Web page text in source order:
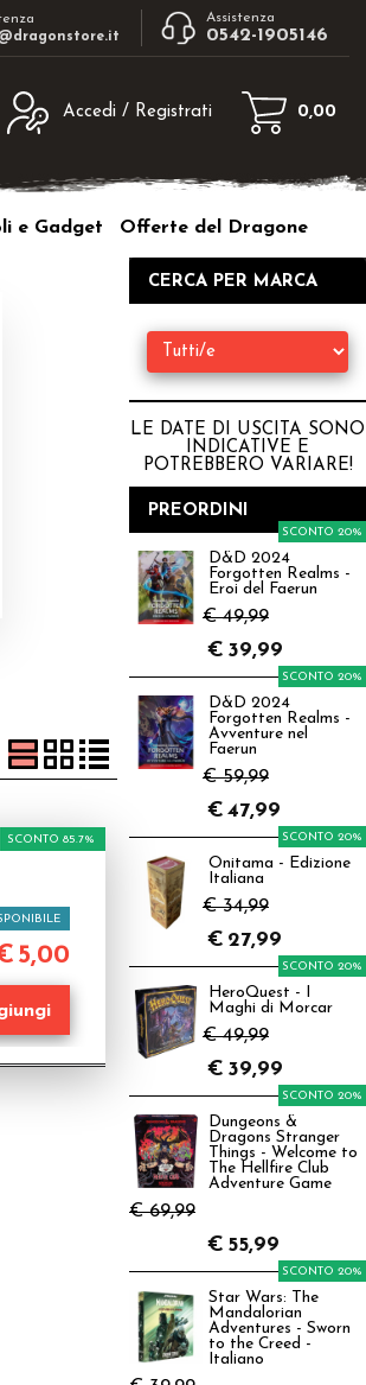
Assistenza
0542-1905146
Accedi / Registrati
sito clicca sul pulsante "Registrati"
0,00
e Gadget Offerte del Dragone
SCONTO 85.7%
5,00
CERCA PER MARCA
LE DATE DI USCITA SONO
INDICATIVE E
POTREBBERO VARIARE!
PREORDINI
D&D 2024
Forgotten Realms -
Eroi del Faerun
€ 49,99
SCONTO 20%
€ 39,99
D&D 2024
Forgotten Realms -
Avventure nel
Faerun
€ 59,99
SCONTO 20%
€ 47,99
Onitama - Edizione
Italiana
€ 34,99
SCONTO 20%
€ 27,99
HeroQuest - I
Maghi di Morcar
€ 49,99
SCONTO 20%
€ 39,99
Dungeons &
Dragons Stranger
Things - Welcome to
The Hellfire Club
Adventure Game
€ 69,99
SCONTO 20%
€ 55,99
Star Wars: The
Mandalorian
Adventures - Sworn
to the Creed -
Italiano
SCONTO 20%